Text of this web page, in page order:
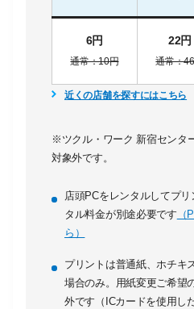
6円
通常：10円
22円
通常：
近くの店舗を探すにはこちら
※ツクル・ワーク 新宿センタ
対象外です。
店頭PCをレンタルしてプ
タル料金が別途必要です
ら）
プリントは普通紙、ホチキ
場合のみ。用紙変更ご希望
外です（ICカードを使用し